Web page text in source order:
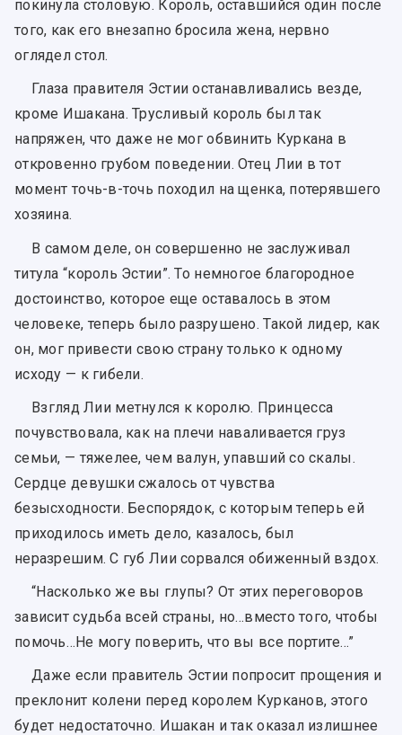
покинула столовую. Король, оставшийся один после
того, как его внезапно бросила жена, нервно
оглядел стол.
Глаза правителя Эстии останавливались везде,
кроме Ишакана. Трусливый король был так
напряжен, что даже не мог обвинить Куркана в
откровенно грубом поведении. Отец Лии в тот
момент точь-в-точь походил на щенка, потерявшего
хозяина.
В самом деле, он совершенно не заслуживал
титула “король Эстии”. То немногое благородное
достоинство, которое еще оставалось в этом
человеке, теперь было разрушено. Такой лидер, как
он, мог привести свою страну только к одному
исходу — к гибели.
Взгляд Лии метнулся к королю. Принцесса
почувствовала, как на плечи наваливается груз
семьи, — тяжелее, чем валун, упавший со скалы.
Сердце девушки сжалось от чувства
безысходности. Беспорядок, с которым теперь ей
приходилось иметь дело, казалось, был
неразрешим. С губ Лии сорвался обиженный вздох.
“Насколько же вы глупы? От этих переговоров
зависит судьба всей страны, но...вместо того, чтобы
помочь…Не могу поверить, что вы все портите…”
Даже если правитель Эстии попросит прощения и
преклонит колени перед королем Курканов, этого
будет недостаточно. Ишакан и так оказал излишнее